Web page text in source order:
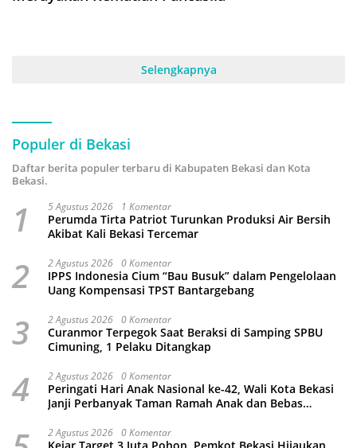
Selengkapnya
Populer di Bekasi
Daftar berita populer terbaru di Kabupaten Bekasi dan Kota
Bekasi.
1 5 Agustus 2026 1 Komentar
Perumda Tirta Patriot Turunkan Produksi Air Bersih
Akibat Kali Bekasi Tercemar
2 2 Agustus 2026 0 Komentar
IPPS Indonesia Cium “Bau Busuk” dalam Pengelolaan
Uang Kompensasi TPST Bantargebang
3 2 Agustus 2026 0 Komentar
Curanmor Terpegok Saat Beraksi di Samping SPBU
Cimuning, 1 Pelaku Ditangkap
4 2 Agustus 2026 0 Komentar
Peringati Hari Anak Nasional ke-42, Wali Kota Bekasi
Janji Perbanyak Taman Ramah Anak dan Bebas
2 Agustus 2026 0 Komentar